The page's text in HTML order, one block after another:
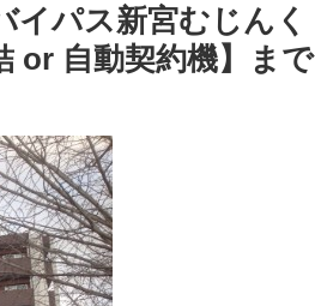
ドを紹介
パス新宮むじんく
or 自動契約機】まで